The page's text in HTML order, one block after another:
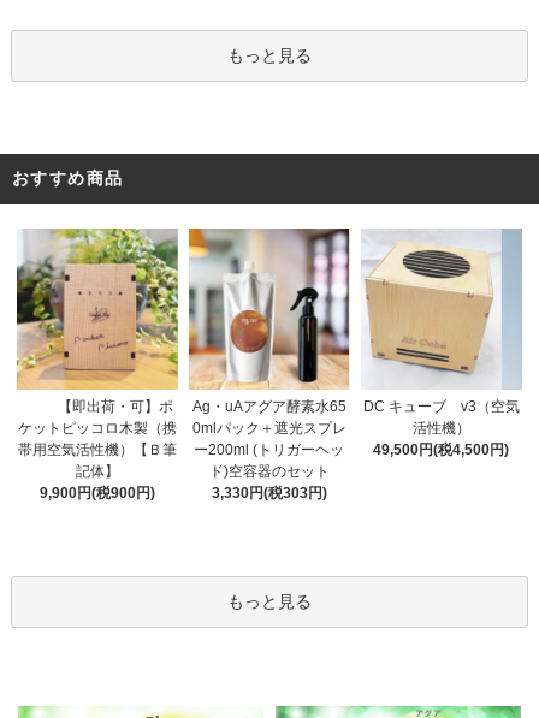
もっと見る
おすすめ商品
【即出荷・可】ポ
ケットピッコロ木製（携
帯用空気活性機）【Ｂ筆
記体】
9,900円(税900円)
Ag・uAアグア酵素水65
0mlパック＋遮光スプレ
ー200ml (トリガーヘッ
ド)空容器のセット
3,330円(税303円)
DC キューブ v3（空気
活性機）
49,500円(税4,500円)
もっと見る